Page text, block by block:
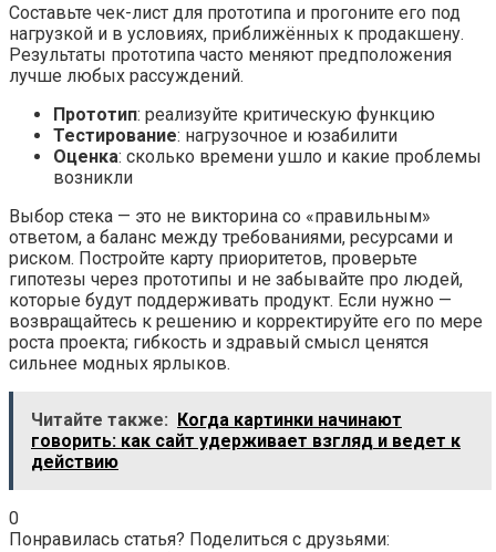
Составьте чек-лист для прототипа и прогоните его под
нагрузкой и в условиях, приближённых к продакшену.
Результаты прототипа часто меняют предположения
лучше любых рассуждений.
Прототип: реализуйте критическую функцию
Тестирование: нагрузочное и юзабилити
Оценка: сколько времени ушло и какие проблемы
возникли
Выбор стека — это не викторина со «правильным»
ответом, а баланс между требованиями, ресурсами и
риском. Постройте карту приоритетов, проверьте
гипотезы через прототипы и не забывайте про людей,
которые будут поддерживать продукт. Если нужно —
возвращайтесь к решению и корректируйте его по мере
роста проекта; гибкость и здравый смысл ценятся
сильнее модных ярлыков.
Читайте также: Когда картинки начинают
говорить: как сайт удерживает взгляд и ведет к
действию
0
Понравилась статья? Поделиться с друзьями: